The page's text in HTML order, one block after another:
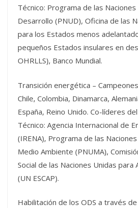
Técnico: Programa de las
Desarrollo (PNUD), Oficina de las
para los Estados menos
pequeños Estados insulares en
OHRLLS), Banco Mundial.
Transición energética –
Chile, Colombia, Dinamarca,
España, Reino Unido. Co-líderes
Técnico: Agencia Internacional de
(IRENA), Programa de las
Medio Ambiente (PNUMA),
Social de las Naciones Unidas para
(UN ESCAP).
Habilitación de los ODS a través